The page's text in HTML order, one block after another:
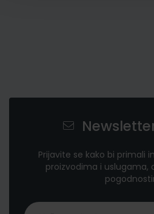
Prijavite se kako bi primali
proizvodima i uslugama,